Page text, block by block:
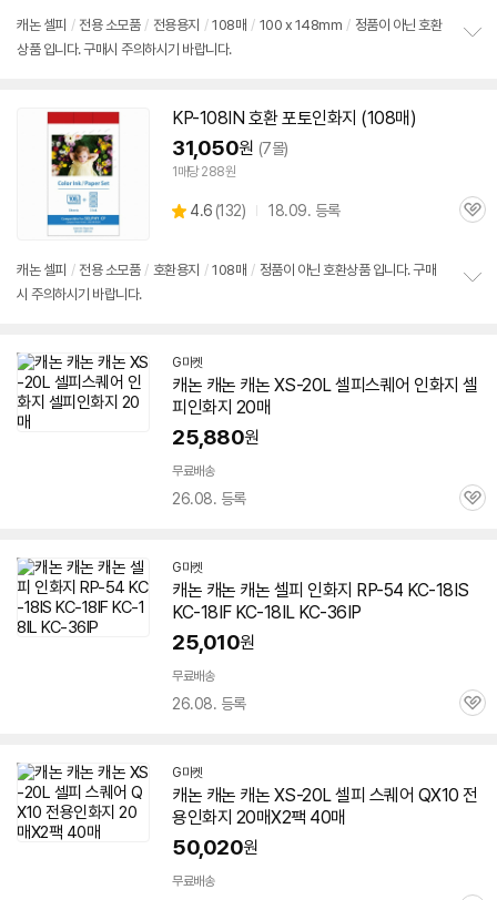
캐논 셀피 / 전용 소모품 / 전용용지 / 108매 / 100 x 148mm / 정품이 아닌 호환
상품 입니다. 구매시 주의하시기 바랍니다.
KP-108IN 호환 포토인화지 (108매)
31,050원 (7몰)
1매당 288원
별
4.6 (상
132) 18.09. 등록
관
캐논 셀피 / 전용 소모품 / 호환용지 / 108매 / 정품이 아닌 호환상품 입니다. 구매
시 주의하시기 바랍니다.
기
G마켓
캐논 캐논 캐논 XS-20L셀피스퀘어 인화지 셀
피인화지 20매
25,880원
무료배송
26.08. 등록
관
G마켓
캐논 캐논 캐논 셀피 인화지 RP-54 KC-18IS
KC-18IF KC-18IL KC-36IP
25,010원
무료배송
26.08. 등록
관
G마켓
캐논 캐논 캐논 XS-20L셀피 스퀘어 QX10 전
용인화지 20매X2팩 40매
50,020원
무료배송